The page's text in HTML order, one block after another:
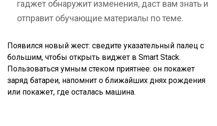
гаджет обнаружит изменения, даст вам знать и
отправит обучающие материалы по теме.
Появился новый жест: сведите указательный палец с
большим, чтобы открыть виджет в Smart Stack.
Пользоваться умным стеком приятнее: он покажет
заряд батареи, напомнит о ближайших днях рождения
или покажет, где осталась машина.